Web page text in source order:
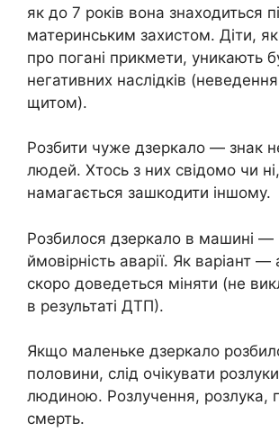
як до 7 років вона знаходиться
материнським захистом. Діти,
про погані прикмети, уникають
негативних наслідків
щитом).
Розбити чуже дзеркало — знак
людей. Хтось з них свідомо чи
намагається зашкодити іншому.
Розбилося дзеркало в машині —
ймовірність аварії. Як варіант —
скоро доведеться міняти (не
в результаті ДТП).
Якщо маленьке дзеркало
половини, слід очікувати
людиною. Розлучення, розлука,
смерть.